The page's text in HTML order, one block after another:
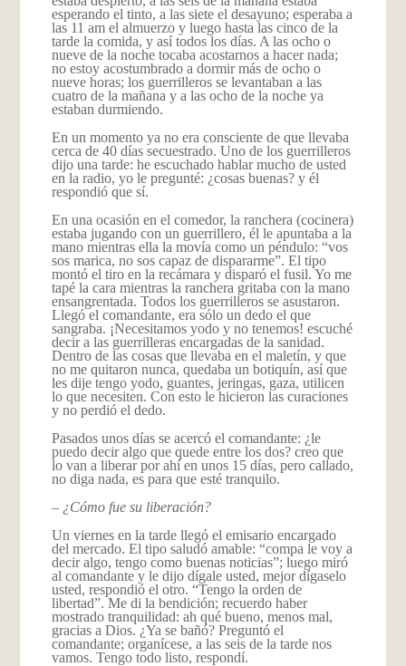
esperando el tinto, a las siete el desayuno; esperaba a
las 11 am el almuerzo y luego hasta las cinco de la
tarde la comida, y así todos los días. A las ocho o
nueve de la noche tocaba acostarnos a hacer nada;
no estoy acostumbrado a dormir más de ocho o
nueve horas; los guerrilleros se levantaban a las
cuatro de la mañana y a las ocho de la noche ya
estaban durmiendo.
En un momento ya no era consciente de que llevaba
cerca de 40 días secuestrado. Uno de los guerrilleros
dijo una tarde: he escuchado hablar mucho de usted
en la radio, yo le pregunté: ¿cosas buenas? y él
respondió que sí.
En una ocasión en el comedor, la ranchera (cocinera)
estaba jugando con un guerrillero, él le apuntaba a la
mano mientras ella la movía como un péndulo: “vos
sos marica, no sos capaz de dispararme”. El tipo
montó el tiro en la recámara y disparó el fusil. Yo me
tapé la cara mientras la ranchera gritaba con la mano
ensangrentada. Todos los guerrilleros se asustaron.
Llegó el comandante, era sólo un dedo el que
sangraba. ¡Necesitamos yodo y no tenemos! escuché
decir a las guerrilleras encargadas de la sanidad.
Dentro de las cosas que llevaba en el maletín, y que
no me quitaron nunca, quedaba un botiquín, así que
les dije tengo yodo, guantes, jeringas, gaza, utilicen
lo que necesiten. Con esto le hicieron las curaciones
y no perdió el dedo.
Pasados unos días se acercó el comandante: ¿le
puedo decir algo que quede entre los dos? creo que
lo van a liberar por ahí en unos 15 días, pero callado,
no diga nada, es para que esté tranquilo.
– ¿Cómo fue su liberación?
Un viernes en la tarde llegó el emisario encargado
del mercado. El tipo saludó amable: “compa le voy a
decir algo, tengo como buenas noticias”; luego miró
al comandante y le dijo dígale usted, mejor dígaselo
usted, respondió el otro. “Tengo la orden de
libertad”. Me di la bendición; recuerdo haber
mostrado tranquilidad: ah qué bueno, menos mal,
gracias a Dios. ¿Ya se bañó? Preguntó el
comandante; organícese, a las seis de la tarde nos
vamos. Tengo todo listo, respondí.